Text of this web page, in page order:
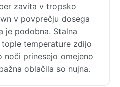
zavita v tropsko
v povprečju dosega
je podobna. Stalna
temperature zdijo
prinesejo omejeno
oblačila so nujna.